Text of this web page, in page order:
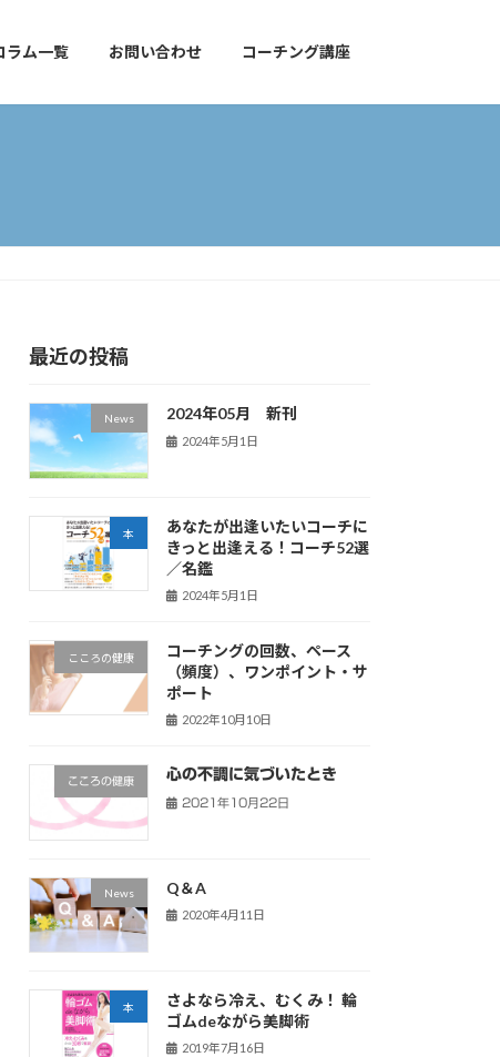
ラム一覧 お問い合わせ コーチング講座
最近の投稿
News 2024年05月 新刊
2024年5月1日
本
あなたが出逢いたいコーチに
きっと出逢える！コーチ52選
／名鑑
2024年5月1日
こころの健康
コーチングの回数、ペース
（頻度）、ワンポイント・サ
ポート
2022年10月10日
こころの健康 心の不調に気づいたとき
2021年10月22日
News Q＆A
2020年4月11日
本
さよなら冷え、むくみ！ 輪
ゴムdeながら美脚術
2019年7月16日